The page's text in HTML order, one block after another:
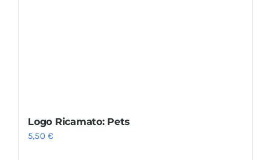
Logo Ricamato: Pets
5,50€